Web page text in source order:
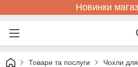
Новинки
Товари та послуги Чохли